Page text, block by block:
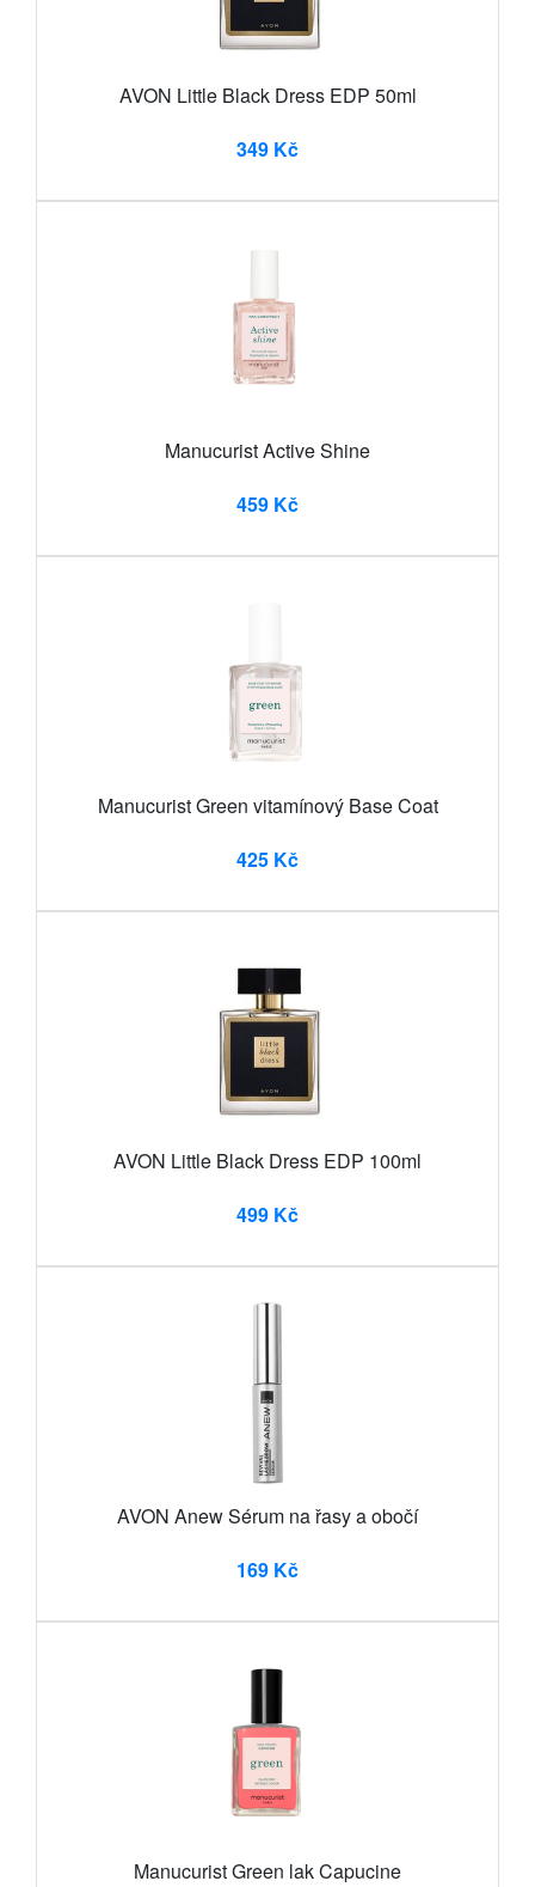
AVON Little Black Dress EDP 50ml
349 Kč
Manucurist Active Shine
459 Kč
Manucurist Green vitamínový Base Coat
425 Kč
AVON Little Black Dress EDP 100ml
499 Kč
AVON Anew Sérum na řasy a obočí
169 Kč
Manucurist Green lak Capucine